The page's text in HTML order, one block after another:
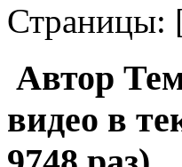
Страницы:
Автор
видео в